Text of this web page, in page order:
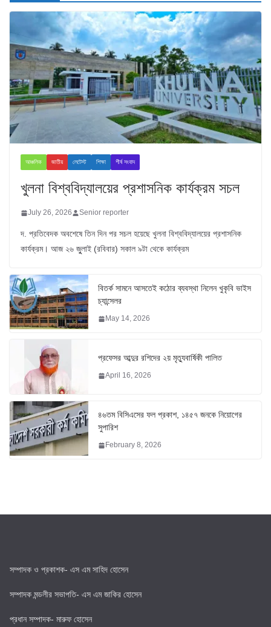
আঞ্চলিক জাতীয় লেটেস্ট শিক্ষা শীর্ষ সংবাদ
খুলনা বিশ্ববিদ্যালয়ের প্রশাসনিক কার্যক্রম সচল
July 26, 2026 Senior reporter
দ. প্রতিবেদক অবশেষে তিন দিন পর সচল হয়েছে খুলনা বিশ্ববিদ্যালয়ের প্রশাসনিক
কার্যক্রম। আজ ২৬ জুুলাই (রবিবার) সকাল ৯টা থেকে কার্যক্রম
বিতর্ক সামনে আসতেই কঠোর ব্যবস্থা নিলেন খুকৃবি ভাইস
চ্যান্সেলর
May 14, 2026
প্রফেসর আব্দুর রশিদের ২য় মৃত্যুবার্ষিকী পালিত
April 16, 2026
৪৬তম বিসিএসের ফল প্রকাশ, ১৪৫৭ জনকে নিয়োগের
সুপারিশ
February 8, 2026
সম্পাদক ও প্রকাশক- এস এম সাহিদ হোসেন
সম্পাদক মন্ডলীর সভাপতি- এস এম জাকির হোসেন
প্রধান সম্পাদক- মারুফ হোসেন